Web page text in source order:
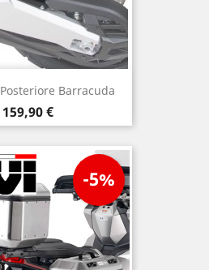
Barracuda
Prezzo
159,90 €
-5%